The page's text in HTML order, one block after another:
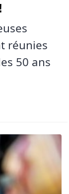
réunies
50 ans